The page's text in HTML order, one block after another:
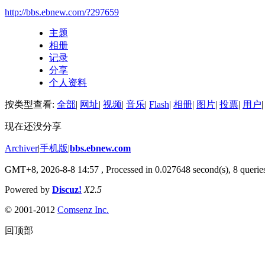
http://bbs.ebnew.com/?297659
主题
相册
记录
分享
个人资料
按类型查看: 全部| 网址| 视频| 音乐| Flash| 相册| 图片| 投票| 用户|
现在还没分享
Archiver|手机版|bbs.ebnew.com
GMT+8, 2026-8-8 14:57 , Processed in 0.027648 second(s), 8
Powered by Discuz! X2.5
© 2001-2012 Comsenz Inc.
回顶部